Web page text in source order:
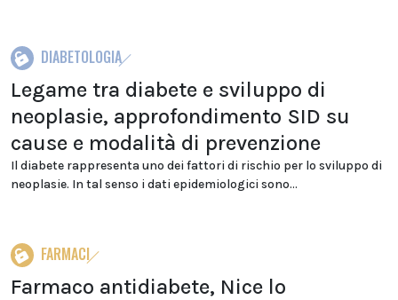
DIABETOLOGIA
Legame tra diabete e sviluppo di
neoplasie, approfondimento SID su
cause e modalità di prevenzione
Il diabete rappresenta uno dei fattori di rischio per lo sviluppo di
neoplasie. In tal senso i dati epidemiologici sono...
FARMACI
Farmaco antidiabete, Nice lo